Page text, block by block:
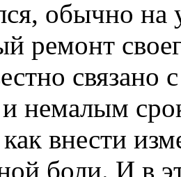
обычно на
ремонт
немалым
внести
боли. И в